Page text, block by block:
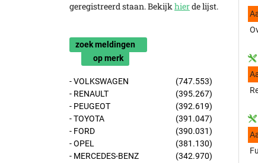
geregistreerd staan. Bekijkhierde lijst.
zoek meldingen
op merk
- VOLKSWAGEN
(747.553)
- RENAULT
(395.267)
- PEUGEOT
(392.619)
- TOYOTA
(391.047)
- FORD
(390.031)
- OPEL
(381.130)
- MERCEDES-BENZ
(342.970)